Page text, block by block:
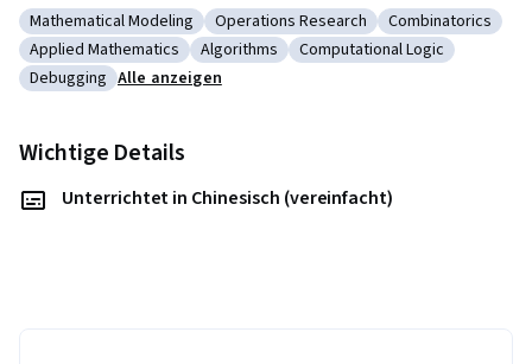
Kategorie: Mathematical Modeling
Mathematical Modeling Kategorie: Operations Research
Operations Research Kategorie:
Combinatorics
Kategorie: Applied Mathematics
Applied Mathematics Kategorie: Algorithms
Algorithms Kategorie: Computational
Computational Logic
Kategorie: Debugging
Debugging Alle anzeigen
Wichtige Details
Unterrichtet in Chinesisch (vereinfacht)